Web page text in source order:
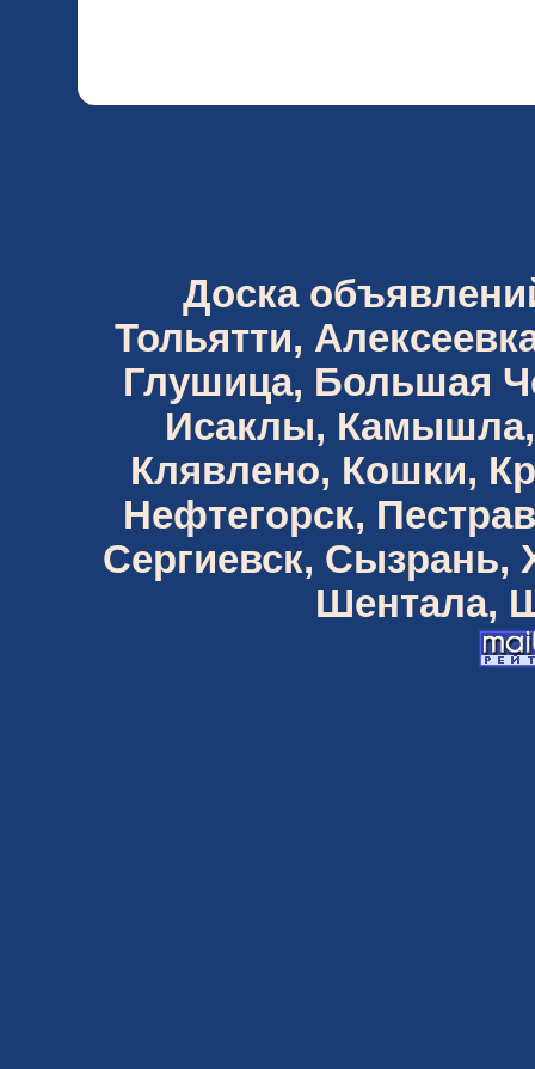
Доска
Тольятти,
Глушица, Большая
Исаклы, Камышла,
Клявлено, Кошки,
Нефтегорск,
Сергиевск,
Шентала,